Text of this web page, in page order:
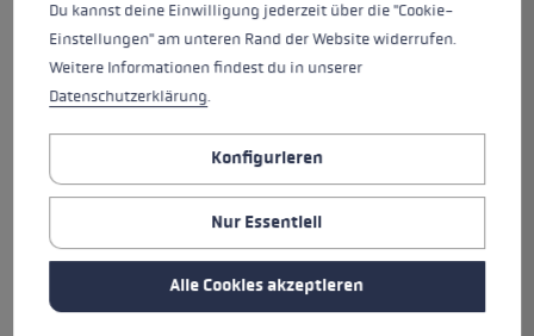
Bei intensiven Trail Running Rennen solltest du
den Ultratrail Overglove immer im Gepäck
haben. Bei Regen kannst du den Overglove
easy über die normalen Trail Running
Handschuhe ziehen. Der wasserdichte
Overglove besteht aus Rip Line light Material
mit zusätzlichem Silicone Palm Grip, sodass du
trotz Nässe den besten Grip am Stock hast.
Durch die Shark System Öffnung kann der
Overglove variabel mit einem normalen oder
einem Shark Handschuh getragen werden. Der
Du kannst deine Einwilligung jederzeit über die "Cookie-
Einstellungen" am unteren Rand der Website widerrufen.
Weitere Informationen findest du in unserer
Datenschutzerklärung.
Konfigurieren
Nur Essentiell
Alle Cookies akzeptieren